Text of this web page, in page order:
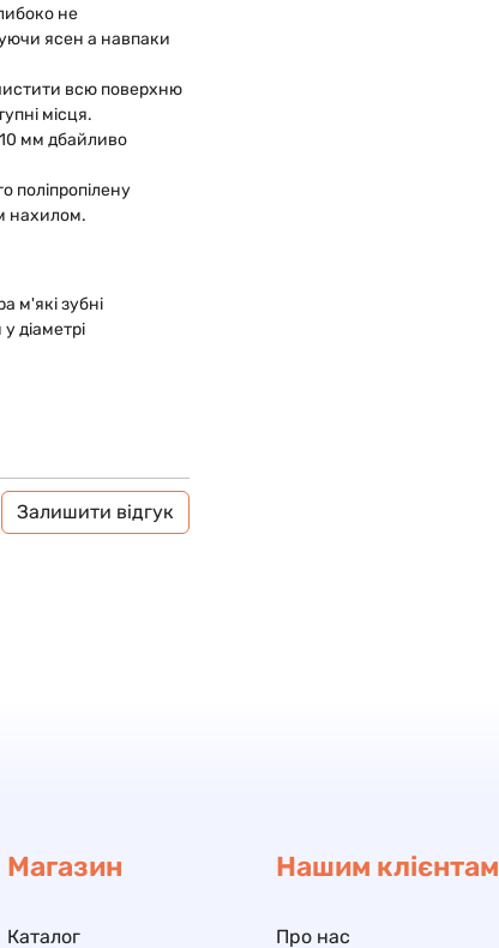
не
ясен а навпаки
всю поверхню
місця.
мм дбайливо
поліпропілену
нахилом.
м'які зубні
діаметрі
Залишити відгук
Магазин
Каталог
Нашим клієнтам
Про нас